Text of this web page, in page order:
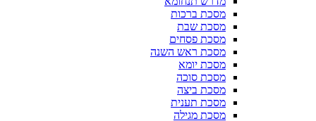
מסכת ברכות
מסכת שבת
מסכת פסחים
מסכת ראש השנה
מסכת יומא
מסכת סוכה
מסכת ביצה
מסכת תענית
מסכת מגילה